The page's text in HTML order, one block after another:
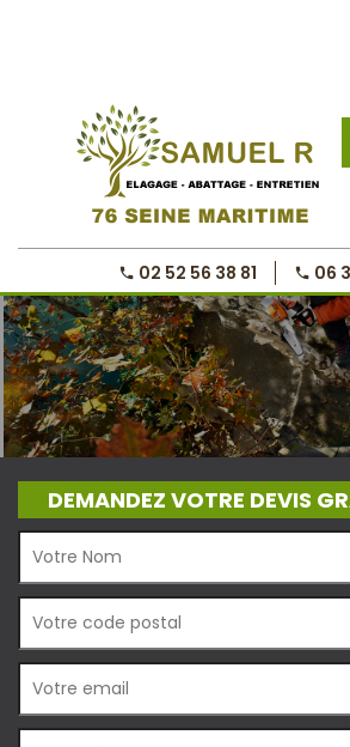
02 52 56 38 81 06
DEMANDEZ VOTRE DEVIS